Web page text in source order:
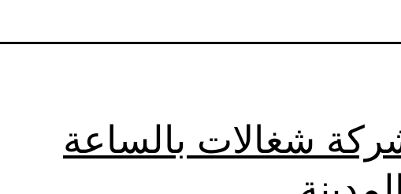
شغالات بالساعة